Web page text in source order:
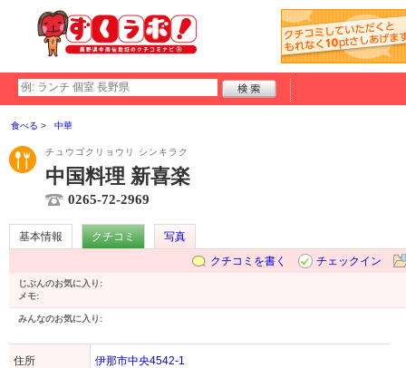
食べる 中華
チュウゴクリョウリ シンキラク
中国料理 新喜楽
0265-72-2969
基本情報 クチコミ
写真
クチコミを書く
チェックイン
じぶんのお気に入り:
メモ:
みんなのお気に入り:
住所 伊那市中央4542-1